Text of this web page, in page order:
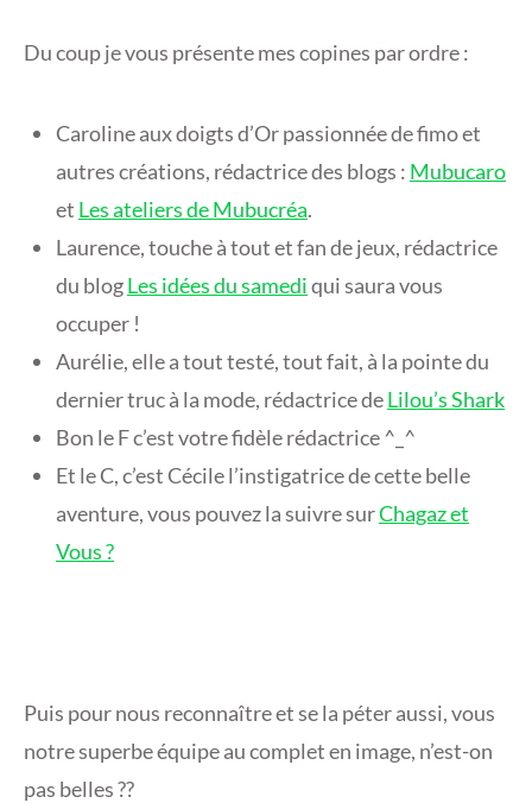
Du coup je vous présente mes copines par ordre :
Caroline aux doigts d’Or passionnée de fimo et
autres créations, rédactrice des blogs : Mubucaro
et Les ateliers de Mubucréa.
Laurence, touche à tout et fan de jeux, rédactrice
du blogLes idées du samediqui saura vous
occuper !
Aurélie, elle a tout testé, tout fait, à la pointe du
dernier truc à la mode, rédactrice deLilou’s Shark
Bon le F c’est votre fidèle rédactrice ^_^
Et le C, c’est Cécile l’instigatrice de cette belle
aventure, vous pouvez la suivre surChagaz et
Vous ?
Puis pour nous reconnaître et se la péter aussi, vous
notre superbe équipe au complet en image, n’est-on
pas belles ??